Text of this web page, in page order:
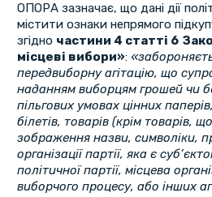
ОПОРА зазначає, що дані дії
містити ознаки непрямого
згідно частини 4 статті 6
місцеві вибори»:
передвиборну агітацію, що
наданням виборцям грошей чи
пільгових умовах цінних
білетів, товарів (крім товарів,
зображення назви, символіки,
організації партії, яка є
політичної партії, місцева
виборчого процесу, або інших